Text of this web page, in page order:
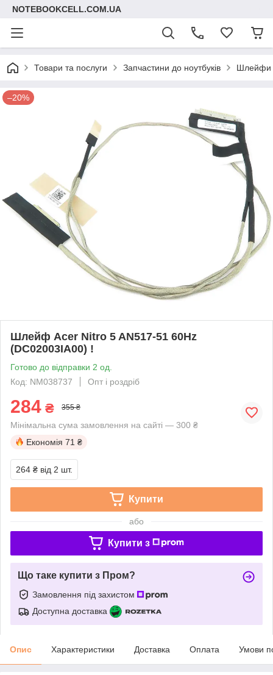
NOTEBOOKCELL.COM.UA
Товари та послуги Запчастини до ноутбуків Шлейфи
–20%
Шлейф Acer Nitro 5 AN517-51 60Hz
(DC02003IA00) !
Готово до відправки 2 од.
Код: NM038737
Опт і роздріб
284 ₴ 355 ₴
Мінімальна сума замовлення на сайті — 300 ₴
Економія 71 ₴
264 ₴ від 2 шт.
Купити
або
Купити з
Що таке купити з Пром?
Замовлення під захистом
Доступна доставка
Опис Характеристики Доставка Оплата Умови